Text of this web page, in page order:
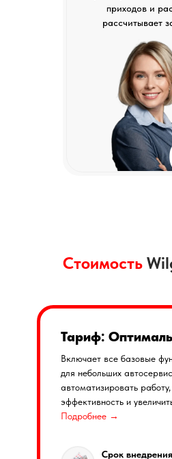
приходов и
рассчитывает
Стоимость
Тариф:
Включает все базовые
для небольших
автоматизировать
эффективность и
Подробнее →
Срок